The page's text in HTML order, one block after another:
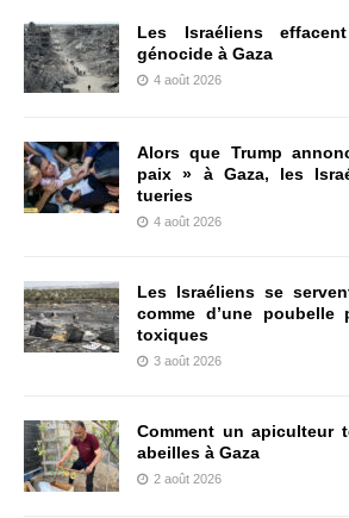
Les Israéliens
génocide à Gaza
4 août 2026
Alors que Trump
paix » à Gaza, les
tueries
4 août 2026
Les Israéliens se
comme d’une poubelle
toxiques
3 août 2026
Comment un apiculteur
abeilles à Gaza
2 août 2026